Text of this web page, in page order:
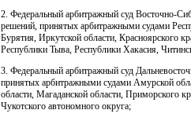
2. Федеральный арбитражный суд Восточно-
решений, принятых арбитражными судами
Бурятия, Иркутской области, Красноярского
Республики Тыва, Республики Хакасия,
3. Федеральный арбитражный суд
принятых арбитражными судами Амурской
области, Магаданской области, Приморского
Чукотского автономного округа;